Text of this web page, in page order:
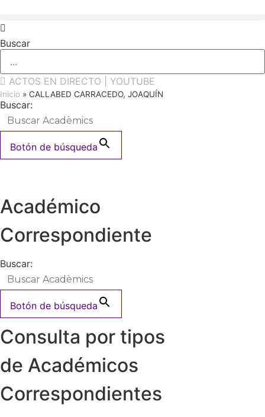
contenido
Buscar
ACTOS EN DIRECTO | YOUTUBE
Inicio » CALLABED CARRACEDO, JOAQUÍN
Buscar:
Botón de búsqueda
Académico
Correspondiente
Buscar:
Botón de búsqueda
Consulta por tipos
de Académicos
Correspondientes